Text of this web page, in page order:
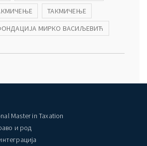
ТАКМИЧЕЊЕ
МИРКО ВАСИЉЕВИЋ
Master in Taxation
и род